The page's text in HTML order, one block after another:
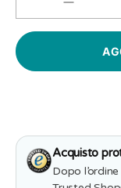
Diminuisci
quantità
per
Adesivo
Gatto
per
Pareti
e
Mobili
Acquisto
Dopo